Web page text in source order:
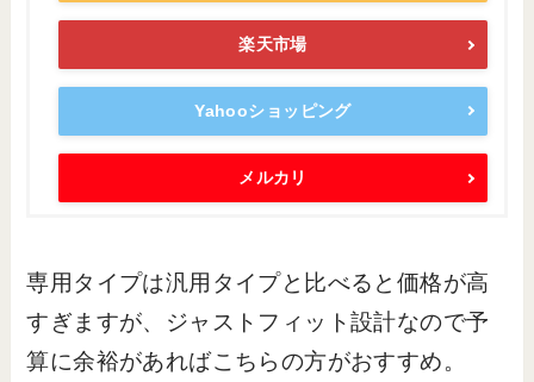
楽天市場
Yahooショッピング
メルカリ
専用タイプは汎用タイプと比べると価格が高
すぎますが、ジャストフィット設計なので予
算に余裕があればこちらの方がおすすめ。